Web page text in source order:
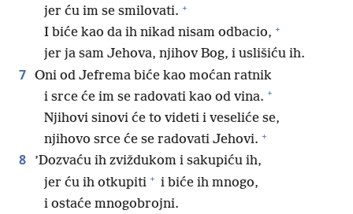
jer ću im se smilovati. +
I biće kao da ih nikad nisam odbacio, +
jer ja sam Jehova, njihov Bog, i uslišiću ih.
7 Oni od Jefrema biće kao moćan ratnik
i srce će im se radovati kao od vina. +
Njihovi sinovi će to videti i veseliće se,
njihovo srce će se radovati Jehovi. +
8
’Dozvaću ih zviždukom i sakupiću ih,
jer ću ih otkupiti + i biće ih mnogo,
i ostaće mnogobrojni.